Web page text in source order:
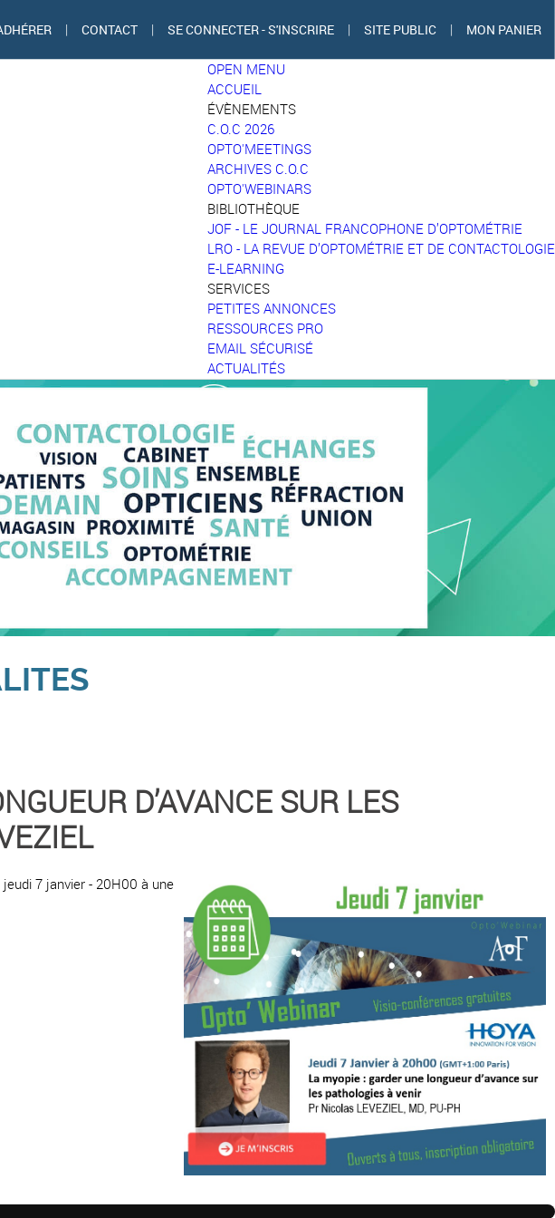
MON PANIER
|
SITE PUBLIC
|
SE CONNECTER - S'INSCRIRE
|
CONTACT
|
OPEN MENU
ACCUEIL
ÉVÈNEMENTS
C.O.C 2026
OPTO'MEETINGS
ARCHIVES C.O.C
OPTO'WEBINARS
BIBLIOTHÈQUE
JOF - LE JOURNAL FRANCOPHONE D’OPTOMÉTRIE
LRO - LA REVUE D’OPTOMÉTRIE ET DE CONTACTOLOGIE
E-LEARNING
SERVICES
PETITES ANNONCES
RESSOURCES PRO
EMAIL SÉCURISÉ
ACTUALITÉS
D’AVANCE SUR LES
jeudi 7 janvier - 20H00 à une